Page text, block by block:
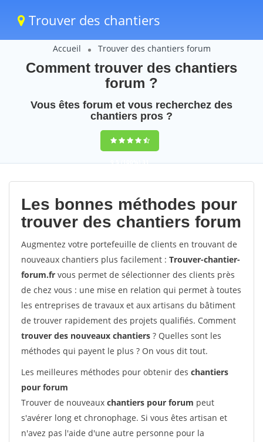
Trouver des chantiers
Accueil Trouver des chantiers forum
Comment trouver des chantiers
forum ?
Vous êtes forum et vous recherchez des
chantiers pros ?
9,5(100%)31
votes
Les bonnes méthodes pour
trouver des chantiers forum
Augmentez votre portefeuille de clients en trouvant de
nouveaux chantiers plus facilement : Trouver-chantier-
forum.fr vous permet de sélectionner des clients près
de chez vous : une mise en relation qui permet à toutes
les entreprises de travaux et aux artisans du bâtiment
de trouver rapidement des projets qualifiés. Comment
trouver des nouveaux chantiers ? Quelles sont les
méthodes qui payent le plus ? On vous dit tout.
Les meilleures méthodes pour obtenir des chantiers
pour forum
Trouver de nouveaux chantiers pour forum peut
s'avérer long et chronophage. Si vous êtes artisan et
n'avez pas l'aide d'une autre personne pour la